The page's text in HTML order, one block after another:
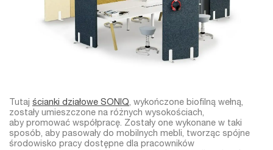
Tutaj ścianki działowe SONIQ, wykończone biofilną wełną,
zostały umieszczone na różnych wysokościach,
aby promować współpracę. Zostały one wykonane w taki
sposób, aby pasowały do mobilnych mebli, tworząc spójne
środowisko pracy dostępne dla pracowników